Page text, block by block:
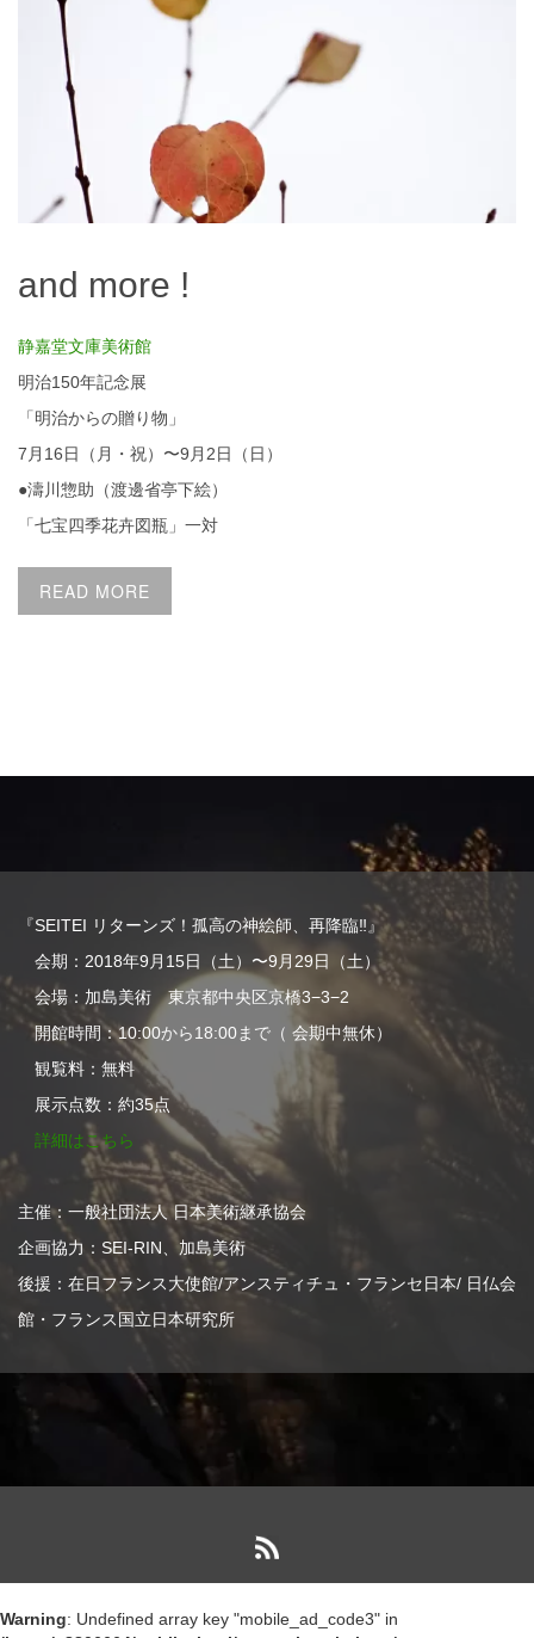
and more !
静嘉堂文庫美術館
明治150年記念展
「明治からの贈り物」
7月16日（月・祝）〜9月2日（日）
●濤川惣助（渡邊省亭下絵）
「七宝四季花卉図瓶」一対
READ MORE
『SEITEI リターンズ！孤高の神絵師、再降臨‼︎』
会期：2018年9月15日（土）〜9月29日（土）
会場：加島美術 東京都中央区京橋3−3−2
開館時間：10:00から18:00まで（ 会期中無休）
観覧料：無料
展示点数：約35点
詳細はこちら
主催：一般社団法人 日本美術継承協会
企画協力：SEI-RIN、加島美術
後援：在日フランス大使館/アンスティチュ・フランセ日本/ 日仏会
館・フランス国立日本研究所
Warning: Undefined array key "mobile_ad_code3" in